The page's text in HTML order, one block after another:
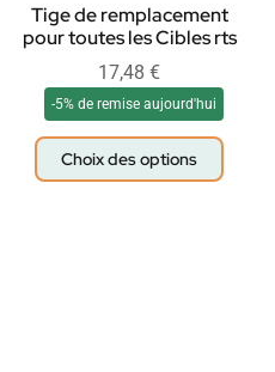
Tige de remplacement
pour toutes les Cibles rts
17,48 €
-5% de remise aujourd'hui
Choix des options